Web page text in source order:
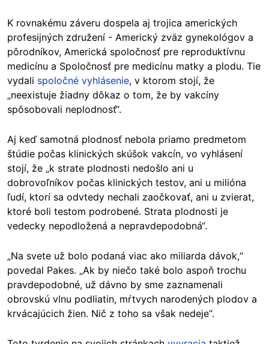
K rovnakému záveru dospela aj trojica amerických
profesijných združení - Americký zväz gynekológov a
pôrodníkov, Americká spoločnosť pre reproduktívnu
medicínu a Spoločnosť pre medicínu matky a plodu. Tie
vydali spoločné vyhlásenie, v ktorom stojí, že
„neexistuje žiadny dôkaz o tom, že by vakcíny
spôsobovali neplodnosť“.
Aj keď samotná plodnosť nebola priamo predmetom
štúdie počas klinických skúšok vakcín, vo vyhlásení
stojí, že „k strate plodnosti nedošlo ani u
dobrovoľníkov počas klinických testov, ani u milióna
ľudí, ktorí sa odvtedy nechali zaočkovať, ani u zvierat,
ktoré boli testom podrobené. Strata plodnosti je
vedecky nepodložená a nepravdepodobná“.
„Na svete už bolo podaná viac ako miliarda dávok,“
povedal Pakes. „Ak by niečo také bolo aspoň trochu
pravdepodobné, už dávno by sme zaznamenali
obrovskú vlnu podliatin, mŕtvych narodených plodov a
krvácajúcich žien. Nič z toho sa však nedeje“.